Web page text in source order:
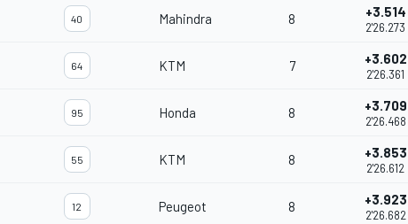
40 Mahindra 8 +3.514
2'26.273
64 KTM 7 +3.602
2'26.361
95 Honda 8 +3.709
2'26.468
55 KTM 8 +3.853
2'26.612
12 Peugeot 8 +3.923
2'26.682